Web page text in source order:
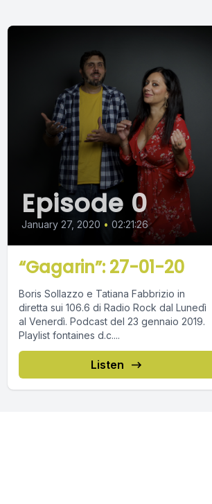
Episode 0
January 27, 2020 • 02:21:26
“Gagarin”: 27-01-20
Boris Sollazzo e Tatiana Fabbrizio in
diretta sui 106.6 di Radio Rock dal Lunedì
al Venerdì. Podcast del 23 gennaio 2019.
Playlist fontaines d.c....
Listen